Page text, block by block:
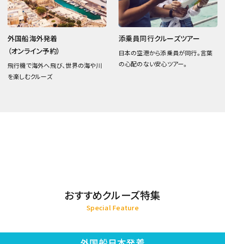
外国船海外発着
（オンライン予約）
飛行機で海外へ飛び、世界の海や川
を楽しむクルーズ
添乗員同行クルーズツアー
日本の空港から添乗員が同行。言葉
の心配のない安心ツアー。
おすすめクルーズ特集
Special Feature